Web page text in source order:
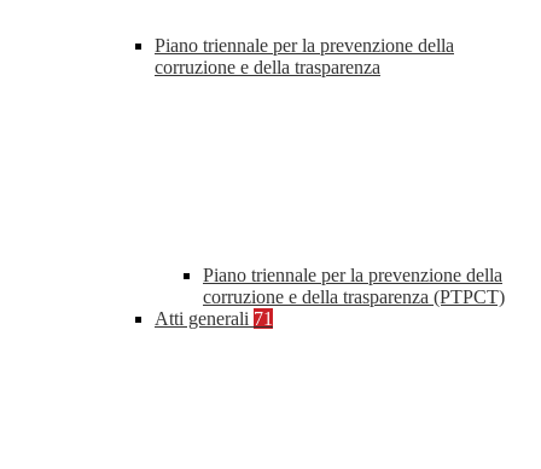
Piano triennale per la prevenzione della
corruzione e della trasparenza
Piano triennale per la prevenzione della
corruzione e della trasparenza (PTPCT)
Atti generali 71